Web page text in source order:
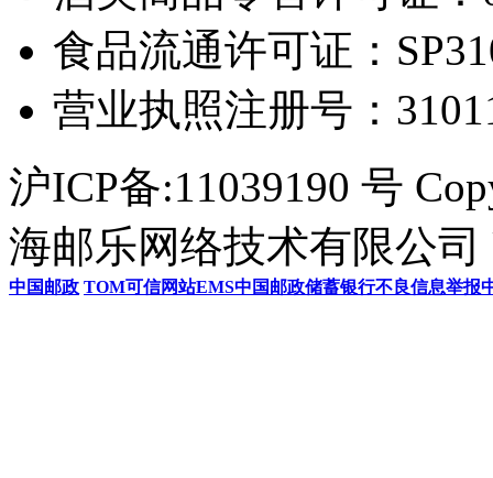
食品流通许可证：
营业执照注册号：
沪ICP备:11039190 号
海邮乐网络技术有限公司
中国邮政 TOM可信网站EMS中国邮政储蓄银行不良信息举报